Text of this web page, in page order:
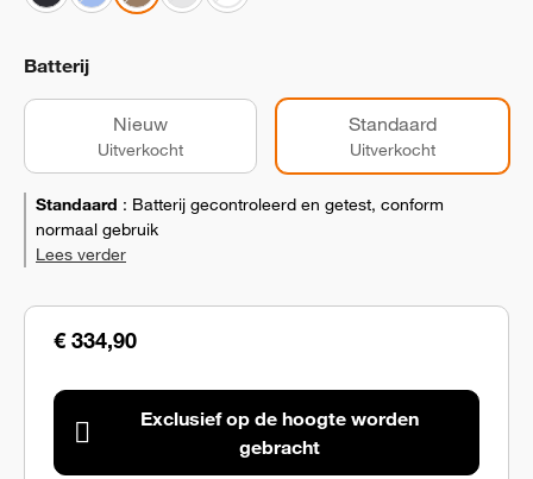
€ 334,90
Exclusief op de hoogte worden
gebracht
Batterij
Nieuw
Uitverkocht
Standaard
Uitverkocht
Standaard : Batterij gecontroleerd en getest, conform
normaal gebruik
Lees verder